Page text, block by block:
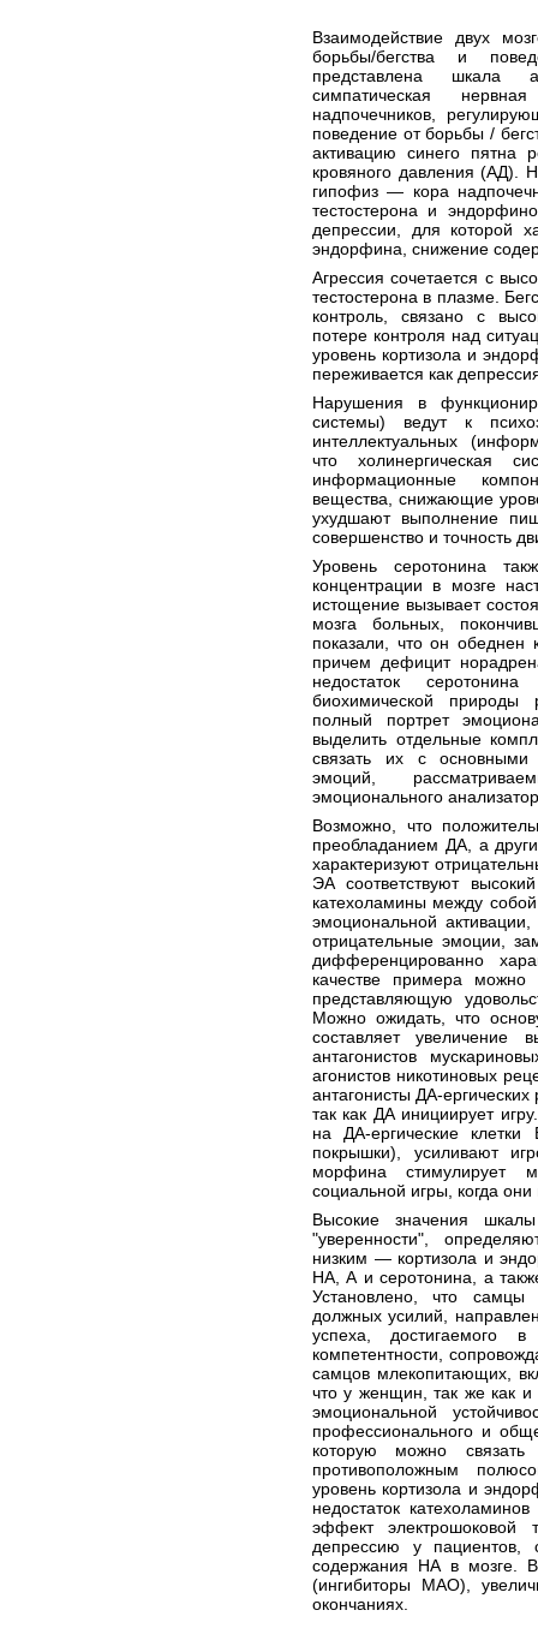
Взаимодействие двух
борьбы/бегства и
представлена шкала
симпатическая
надпочечников,
поведение от борьбы /
активацию синего
кровяного давления (АД).
гипофиз — кора
тестостерона и
депрессии, для которой
эндорфина, снижение
Агрессия сочетается с
тестостерона в плазме.
контроль, связано с
потере контроля над
уровень кортизола и
переживается как
Нарушения в
системы) ведут к
интеллектуальных
что холинергическая
информационные
вещества, снижающие
ухудшают выполнение
совершенство и точность
Уровень серотонина
концентрации в мозге
истощение вызывает
мозга больных,
показали, что он обеднен
причем дефицит
недостаток
биохимической природы
полный портрет
выделить отдельные
связать их с основными
эмоций,
эмоционального
Возможно, что
преобладанием ДА, а
характеризуют
ЭА соответствуют
катехоламины между
эмоциональной
отрицательные эмоции,
дифференцированно
качестве примера можно
представляющую
Можно ожидать, что
составляет
антагонистов
агонистов никотиновых
антагонисты ДА-
так как ДА инициирует
на ДА-ергические клетки
покрышки), усиливают
морфина стимулирует
социальной игры, когда
Высокие значения
"уверенности",
низким — кортизола и
НА, А и серотонина, а
Установлено, что самцы
должных усилий,
успеха, достигаемого
компетентности,
самцов млекопитающих,
что у женщин, так же как и
эмоциональной
профессионального и
которую можно
противоположным
уровень кортизола и
недостаток
эффект электрошоковой
депрессию у пациентов,
содержания НА в мозге.
(ингибиторы МАО),
окончаниях.